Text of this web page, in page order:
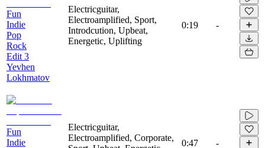
Fun
Indie
Pop
Rock
Edit 3
Yevhen
Lokhmatov
Electricguitar,
Electroamplified, Sport,
Introdcution, Upbeat,
Energetic, Uplifting
0:19 -
Fun
Indie
Electricguitar,
Electroamplified, Corporate,
0:47 -